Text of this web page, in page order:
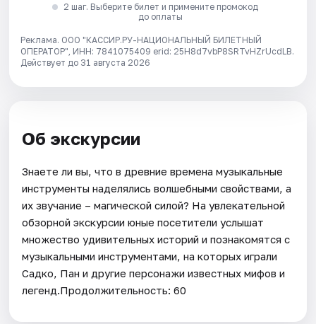
2 шаг. Выберите билет и примените промокод
до оплаты
Реклама. ООО "КАССИР.РУ-НАЦИОНАЛЬНЫЙ БИЛЕТНЫЙ
ОПЕРАТОР", ИНН: 7841075409 erid: 25H8d7vbP8SRTvHZrUcdLB.
Действует до 31 августа 2026
Об экскурсии
Знаете ли вы, что в древние времена музыкальные
инструменты наделялись волшебными свойствами, а
их звучание – магической силой? На увлекательной
обзорной экскурсии юные посетители услышат
множество удивительных историй и познакомятся с
музыкальными инструментами, на которых играли
Садко, Пан и другие персонажи известных мифов и
легенд.Продолжительность: 60